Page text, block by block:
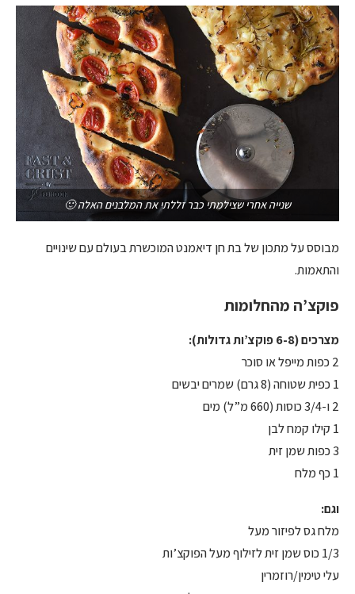
שנייה אחרי שצילמתי כבר זללתי את המלבנים האלה 🙂
מבוסס על מתכון של בת חן דיאמנט המוכשרת בעולם עם שינויים
והתאמות.
פוקצ’ה מהחלומות
מצרכים (6-8 פוקצ’ות גדולות):
2 כפות מייפל או סוכר
1 כפית שטוחה (8 גרם) שמרים יבשים
2 ו-3/4 כוסות (660 מ”ל) מים
1 קילו קמח לבן
3 כפות שמן זית
1 כף מלח
וגם:
מלח גס לפיזור מעל
1/3 כוס שמן זית לזילוף מעל הפוקצ’ות
עלי טימין/רוזמרין